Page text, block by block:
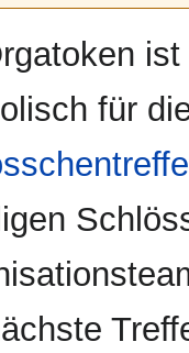
für